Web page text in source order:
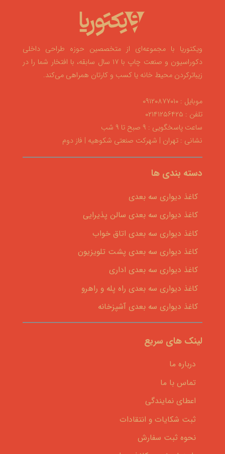
ویکتوریا با مجموعه‌ای از متخصصین حوزه طراحی داخلی
دکوراسیون و صنعت چاپ با ۱۷ سال سابقه، با افتخار شما را در
زیباترکردن محیط خانه یا کسب و کارتان همراهی می‌کند.
موبایل : ۰۹۱۲۰۸۷۷۰۱۰
تلفن : ۰۲۱۴۱۲۵۶۴۲۵
ساعت پاسخگویی : ۹ صبح تا ۹ شب
نشانی : تهران | شهرکت صنعتی شکوهیه | فاز دوم
دسته بندی ها
کاغذ دیواری سه بعدی
کاغذ دیواری سه بعدی سالن پذیرایی
کاغذ دیواری سه بعدی اتاق خواب
کاغذ دیواری سه بعدی پشت تلویزیون
کاغذ دیواری سه بعدی اداری
کاغذ دیواری سه بعدی راه پله و راهرو
کاغذ دیواری سه بعدی آشپزخانه
لینک های سریع
درباره ما
تماس با ما
اعطای نمایندگی
ثبت شکایات و انتقادات
نحوه ثبت سفارش